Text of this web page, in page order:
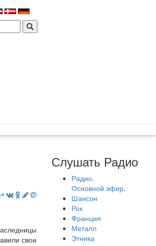
свои
Слушать Радио
Радио.
Основной эфир.
Шансон
Рок
Франция
Металл
Этника